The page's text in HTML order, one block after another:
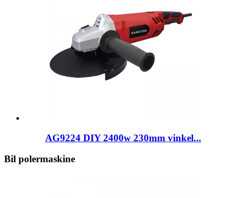
AG9224 DIY 2400w 230mm vinkel...
Bil polermaskine